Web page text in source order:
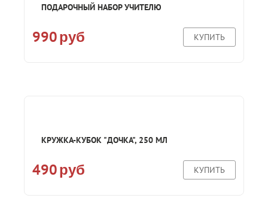
ПОДАРОЧНЫЙ НАБОР УЧИТЕЛЮ
990 руб КУПИТЬ
КРУЖКА-КУБОК "ДОЧКА", 250 МЛ
490 руб КУПИТЬ